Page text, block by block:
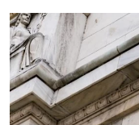
τροφίμων
Κύπρος
Οι τιμές
κινητής